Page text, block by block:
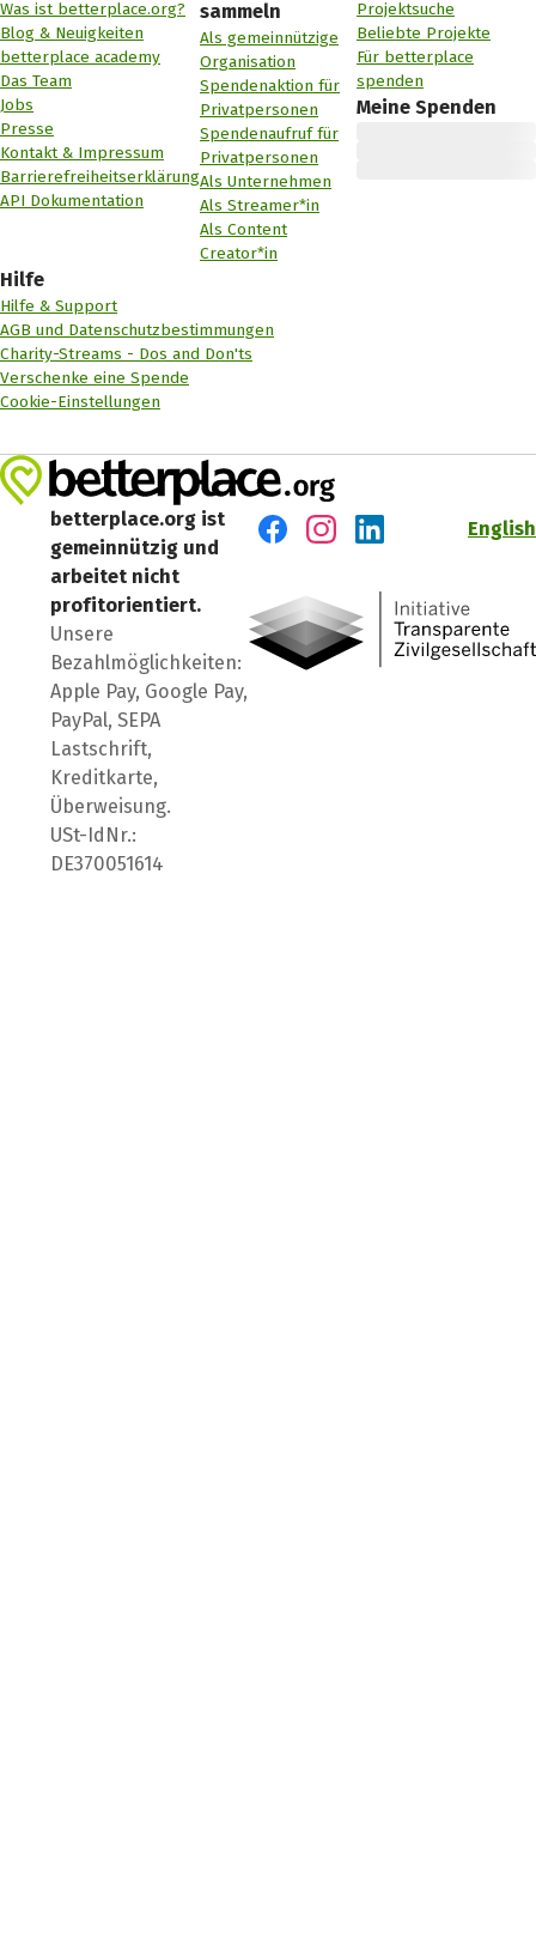
Was ist betterplace.org?
Blog & Neuigkeiten
betterplace academy
Das Team
Jobs
Presse
Kontakt & Impressum
Barrierefreiheitserklärung
API Dokumentation
sammeln
Als gemeinnützige
Organisation
Spendenaktion für
Privatpersonen
Spendenaufruf für
Privatpersonen
Als Unternehmen
Als Streamer*in
Als Content
Creator*in
Projektsuche
Beliebte Projekte
Für betterplace
spenden
Meine Spenden
Hilfe
Hilfe & Support
AGB und Datenschutzbestimmungen
Charity-Streams - Dos and Don'ts
Verschenke eine Spende
Cookie-Einstellungen
betterplace.org ist
gemeinnützig und
arbeitet nicht
profitorientiert.
Unsere
Bezahlmöglichkeiten:
Apple Pay, Google Pay,
PayPal, SEPA
Lastschrift,
Kreditkarte,
Überweisung.
USt-IdNr.:
DE370051614
English